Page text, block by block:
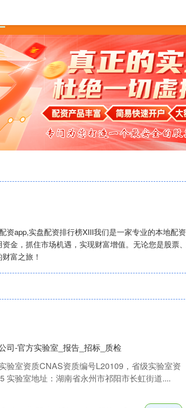
资app,实盘配资排行榜XIII‌我们是一家专业的本地
金，抓住市场机遇，实现财富增值。无论您是股
富之旅！
司-官方实验室_报告_招标_质检
验室资质CNAS资质编号L20109，省级实验室资
实验室地址：湖南省永州市祁阳市长虹街道....